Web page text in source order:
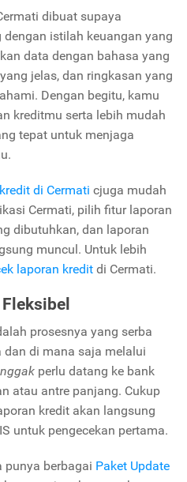
dibuat supaya
istilah keuangan yang
data dengan bahasa yang
jelas, dan ringkasan yang
Dengan begitu, kamu
kreditmu serta lebih mudah
tepat untuk menjaga
di Cermati cjuga mudah
Cermati, pilih fitur laporan
dibutuhkan, dan laporan
muncul. Untuk lebih
laporan kredit di Cermati.
prosesnya yang serba
dan di mana saja melalui
nggak perlu datang ke bank
atau antre panjang. Cukup
kredit akan langsung
untuk pengecekan pertama.
punya berbagai Paket Update